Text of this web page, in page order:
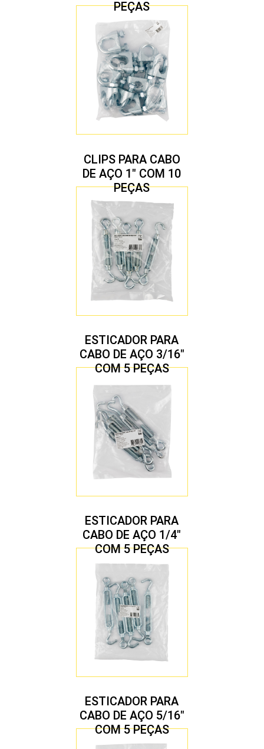
PEÇAS
CLIPS PARA CABO
DE AÇO 1″ COM 10
PEÇAS
ESTICADOR PARA
CABO DE AÇO 3/16″
COM 5 PEÇAS
ESTICADOR PARA
CABO DE AÇO 1/4″
COM 5 PEÇAS
ESTICADOR PARA
CABO DE AÇO 5/16″
COM 5 PEÇAS